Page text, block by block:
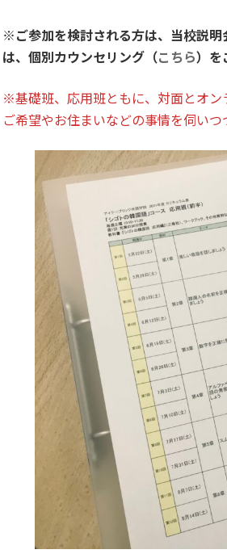
※ご参加を検討される方は、当校説明
は、個別カウンセリング（こちら）を
※基礎班、応用班ともに、対面とオン
ご希望やお住まいなどの事情を伺いつ